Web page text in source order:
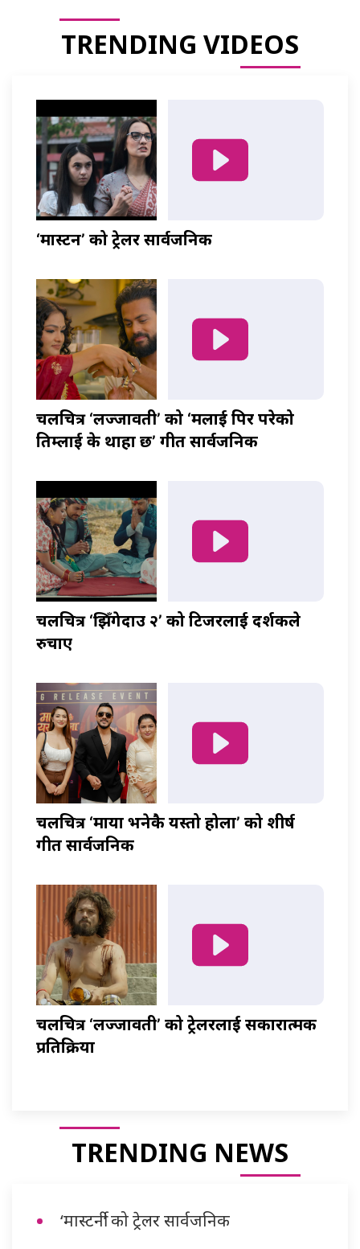
TRENDING VIDEOS
‘मास्टर्नी’ को ट्रेलर सार्वजनिक
चलचित्र ‘लज्जावती’ को ‘मलाई पिर परेको
तिम्लाई के थाहा छ’ गीत सार्वजनिक
चलचित्र ‘झिँगेदाउ २’ को टिजरलाई दर्शकले
रुचाए
चलचित्र ‘माया भनेकै यस्तो होला’ को शीर्ष
गीत सार्वजनिक
चलचित्र ‘लज्जावती’ को ट्रेलरलाई सकारात्मक
प्रतिक्रिया
TRENDING NEWS
‘मास्टर्नी’ को ट्रेलर सार्वजनिक